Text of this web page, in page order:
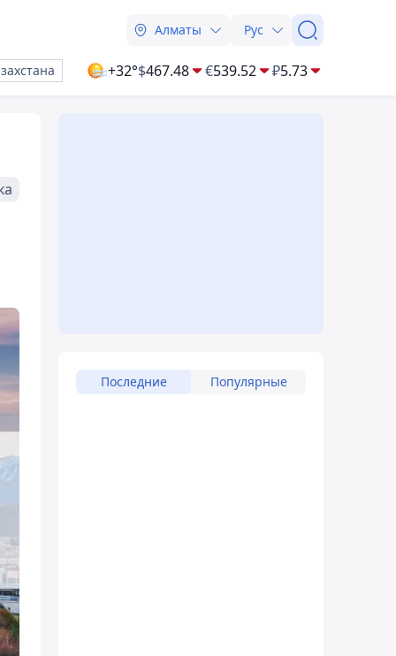
Алматы Рус
+32°$467.48 €539.52 ₽5.73
Последние Популярные